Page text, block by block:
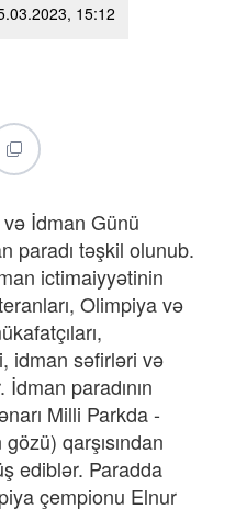
15:12
İdman Günü
paradı təşkil olunub.
ictimaiyyətinin
Olimpiya və
idman səfirləri və
paradının
Milli Parkda -
gözü) qarşısından
ediblər. Paradda
çempionu Elnur